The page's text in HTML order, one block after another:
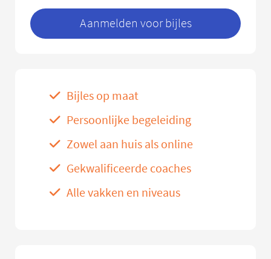
Aanmelden voor bijles
Bijles op maat
Persoonlijke begeleiding
Zowel aan huis als online
Gekwalificeerde coaches
Alle vakken en niveaus